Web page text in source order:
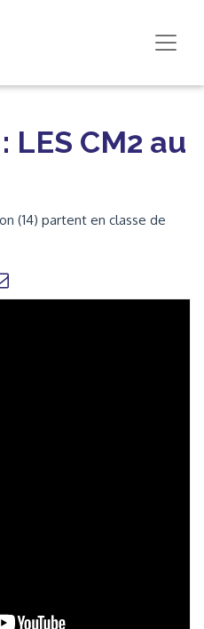
LES CM2 au
(14) partent en classe de